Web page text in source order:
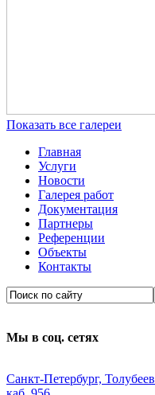
Показать все галереи
Главная
Услуги
Новости
Галерея работ
Документация
Партнеры
Референции
Объекты
Контакты
Мы в соц. сетях
Санкт-Петербург,